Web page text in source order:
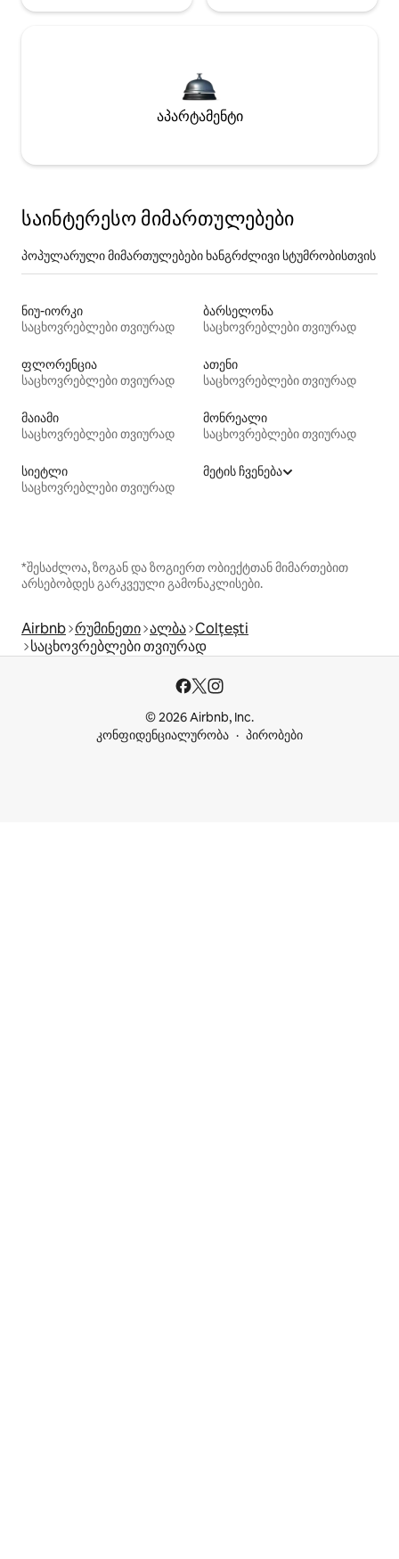
აპარტამენტი
საინტერესო მიმართულებები
პოპულარული მიმართულებები ხანგრძლივი სტუმრობისთვის
ნიუ-იორკი
საცხოვრებლები თვიურად
ბარსელონა
საცხოვრებლები თვიურად
ფლორენცია
საცხოვრებლები თვიურად
ათენი
საცხოვრებლები თვიურად
მაიამი
საცხოვრებლები თვიურად
მონრეალი
საცხოვრებლები თვიურად
სიეტლი
საცხოვრებლები თვიურად
მეტის ჩვენება
*შესაძლოა, ზოგან და ზოგიერთ ობიექტთან მიმართებით
არსებობდეს გარკვეული გამონაკლისები.
Airbnb რუმინეთი ალბა Colțești
საცხოვრებლები თვიურად
© 2026 Airbnb, Inc.
კონფიდენციალურობა
პირობები